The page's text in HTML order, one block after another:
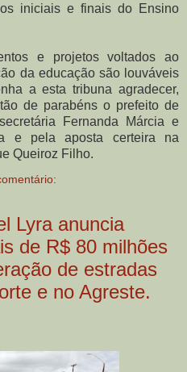
iniciais e finais do Ensino
e projetos voltados ao
da educação são louváveis
a esta tribuna agradecer,
de parabéns o prefeito de
Fernanda Márcia e
e pela aposta certeira na
Queiroz Filho.
Lyra anuncia
de R$ 80 milhões
de estradas
e no Agreste.